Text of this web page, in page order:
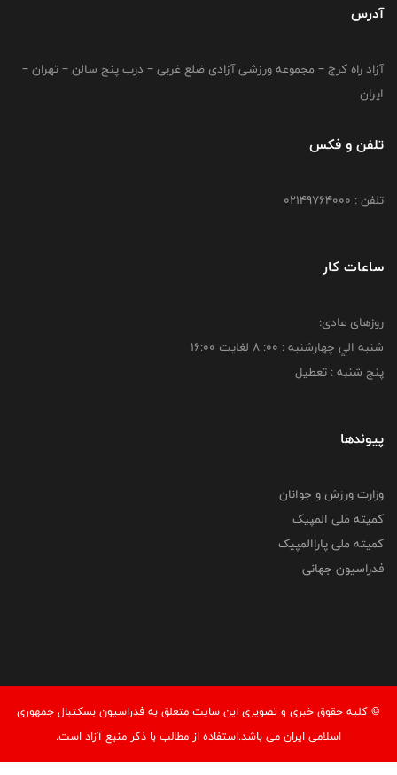
آدرس
آزاد راه کرج – مجموعه ورزشی آزادی ضلع غربی – درب پنج سالن – تهران –
ایران
تلفن و فکس
تلفن : 02149764000
ساعات کار
روزهای عادی:
شنبه الي چهارشنبه : 00: 8 لغايت 16:00
پنج شنبه : تعطیل
پیوندها
وزارت ورزش و جوانان
کمیته ملی المپیک
کمیته ملی پاراالمپیک
فدراسیون جهانی
© کليه حقوق خبری و تصويری اين سايت متعلق به فدراسیون بسکتبال جمهوری
اسلامی ایران می باشد.استفاده از مطالب با ذكر منبع آزاد است.